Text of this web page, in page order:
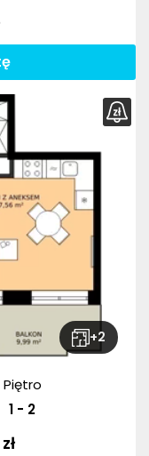
+2
Piętro
1 - 2